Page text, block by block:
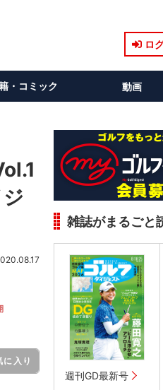
ロ
・コミック 動画
に入り
雑誌がまるごと
週刊GD最新号